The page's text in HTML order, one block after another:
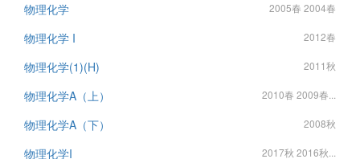
物理化学 2005春 2004春
物理化学 I 2012春
物理化学(1)(H) 2011秋
物理化学A（上） 2010春 2009春...
物理化学A（下） 2008秋
物理化学I 2017秋 2016秋...